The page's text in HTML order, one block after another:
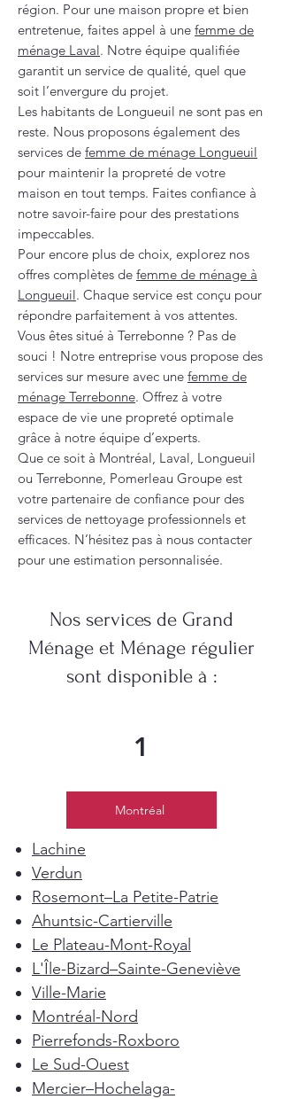
région. Pour une maison propre et bien
entretenue, faites appel à une femme de
ménage Laval. Notre équipe qualifiée
garantit un service de qualité, quel que
soit l’envergure du projet.
Les habitants de Longueuil ne sont pas en
reste. Nous proposons également des
services de femme de ménage Longueuil
pour maintenir la propreté de votre
maison en tout temps. Faites confiance à
notre savoir-faire pour des prestations
impeccables.
Pour encore plus de choix, explorez nos
offres complètes de femme de ménage à
Longueuil. Chaque service est conçu pour
répondre parfaitement à vos attentes.
Vous êtes situé à Terrebonne ? Pas de
souci ! Notre entreprise vous propose des
services sur mesure avec une femme de
ménage Terrebonne. Offrez à votre
espace de vie une propreté optimale
grâce à notre équipe d’experts.
Que ce soit à Montréal, Laval, Longueuil
ou Terrebonne, Pomerleau Groupe est
votre partenaire de confiance pour des
services de nettoyage professionnels et
efficaces. N’hésitez pas à nous contacter
pour une estimation personnalisée.
Nos services de Grand
Ménage et Ménage régulier
sont disponible à :
1
Montréal
Lachine
Verdun
Rosemont–La Petite-Patrie
Ahuntsic-Cartierville
Le Plateau-Mont-Royal
L'Île-Bizard–Sainte-Geneviève
Ville-Marie
Montréal-Nord
Pierrefonds-Roxboro
Le Sud-Ouest
Mercier–Hochelaga-